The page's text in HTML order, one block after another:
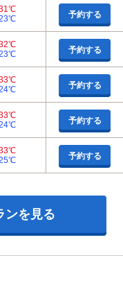
予約する
予約する
予約する
予約する
予約する
ンを見る